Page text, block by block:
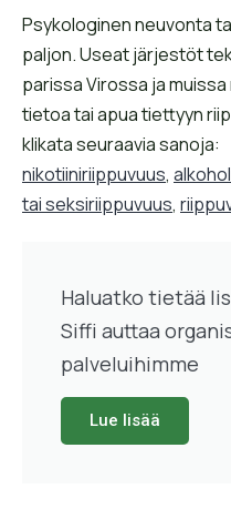
Psykologinen neuvonta
paljon. Useat järjestöt
parissa Virossa ja
tietoa tai apua tiettyyn
klikata seuraavia sanoja:
nikotiiniriippuvuus,
tai seksiriippuvuus,
Haluatko tietää
Siffi auttaa
palveluihimme
Lue lisää